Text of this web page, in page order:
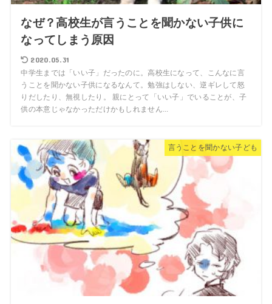
なぜ？高校生が言うことを聞かない子供に
なってしまう原因
2020.05.31
中学生までは「いい子」だったのに。高校生になって、こんなに言
うことを聞かない子供になるなんて。勉強はしない、逆ギレして怒
りだしたり、無視したり。 親にとって「いい子」でいることが、子
供の本意じゃなかっただけかもしれません...
言うことを聞かない子ども